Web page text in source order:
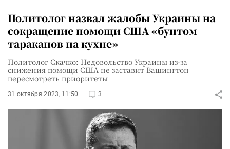
Политолог назвал жалобы Украины на
сокращение помощи США «бунтом
тараканов на кухне»
Политолог Скачко: Недовольство Украины из-за
снижения помощи США не заставит Вашингтон
пересмотреть приоритеты
31 октября 2023, 11:50 3